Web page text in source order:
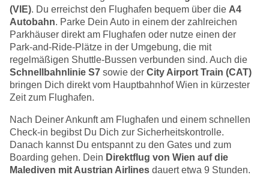
(VIE). Du erreichst den Flughafen bequem über die A4
Autobahn. Parke Dein Auto in einem der zahlreichen
Parkhäuser direkt am Flughafen oder nutze einen der
Park-and-Ride-Plätze in der Umgebung, die mit
regelmäßigen Shuttle-Bussen verbunden sind. Auch die
Schnellbahnlinie S7 sowie der City Airport Train (CAT)
bringen Dich direkt vom Hauptbahnhof Wien in kürzester
Zeit zum Flughafen.
Nach Deiner Ankunft am Flughafen und einem schnellen
Check-in begibst Du Dich zur Sicherheitskontrolle.
Danach kannst Du entspannt zu den Gates und zum
Boarding gehen. Dein Direktflug von Wien auf die
Malediven mit Austrian Airlines dauert etwa 9 Stunden.